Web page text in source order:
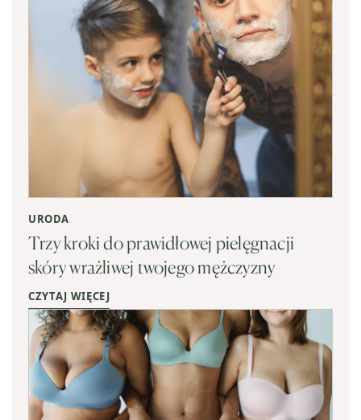
URODA
Trzy kroki do prawidłowej pielęgnacji
skóry wrażliwej twojego mężczyzny
CZYTAJ WIĘCEJ